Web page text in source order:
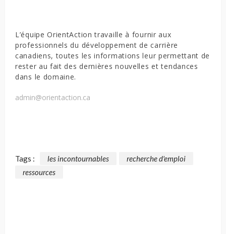
L’équipe OrientAction travaille à fournir aux
professionnels du développement de carrière
canadiens, toutes les informations leur permettant de
rester au fait des dernières nouvelles et tendances
dans le domaine.
admin@orientaction.ca
Tags : les incontournables
recherche d'emploi
ressources